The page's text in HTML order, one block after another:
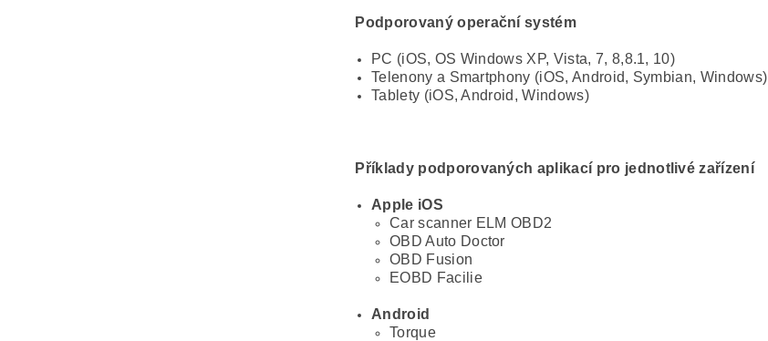
Podporovaný operační systém
PC (iOS, OS Windows XP, Vista, 7, 8,8.1, 10)
Telenony a Smartphony (iOS, Android, Symbian, Windows)
Tablety (iOS, Android, Windows)
Příklady podporovaných aplikací pro jednotlivé zařízení
Apple iOS
Car scanner ELM OBD2
OBD Auto Doctor
OBD Fusion
EOBD Facilie
Android
Torque